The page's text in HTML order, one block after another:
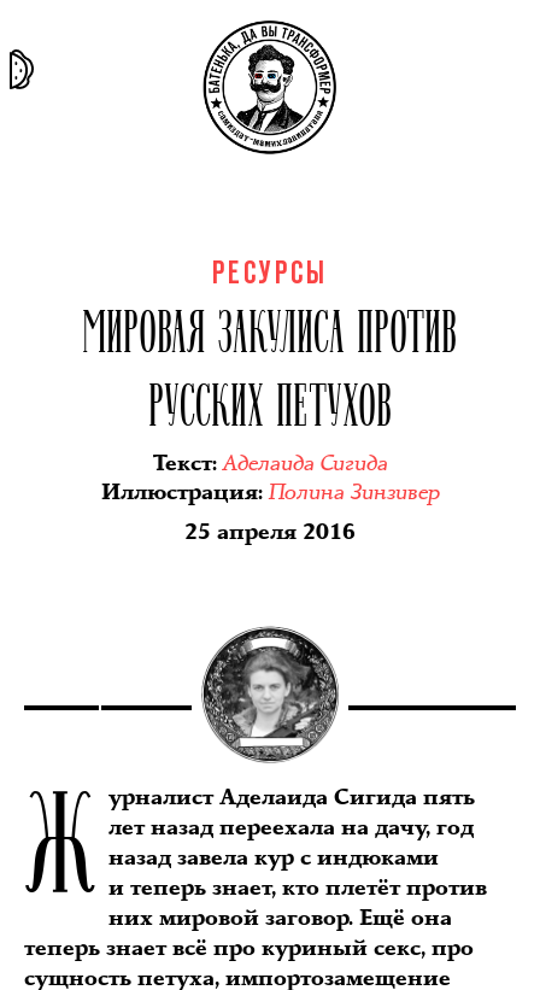
РЕСУРСЫ
МИРОВАЯ ЗАКУЛИСА ПРОТИВ
РУССКИХ ПЕТУХОВ
Текст:Аделаида Сигида
Иллюстрация:Полина Зинзивер
25 апреля 2016
Ж урналист Аделаида Сигида пять
лет назад переехала на дачу, год
назад завела кур с индюками
и теперь знает, кто плетёт против
них мировой заговор. Ещё она
теперь знает всё про куриный секс, про
сущность петуха, импортозамещение